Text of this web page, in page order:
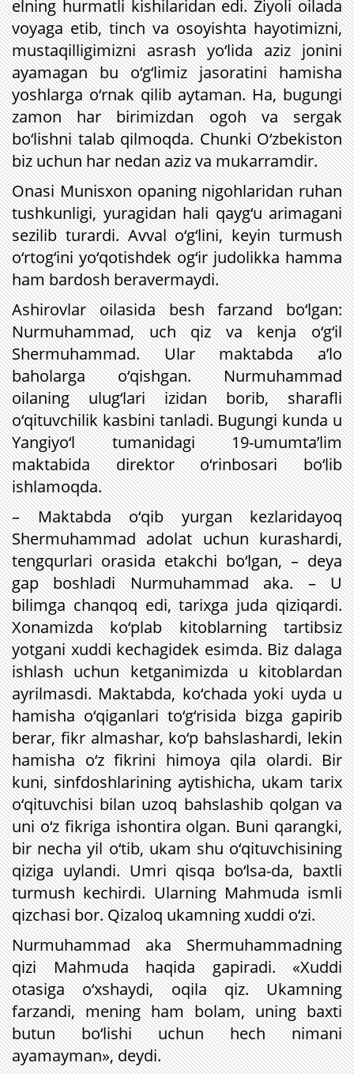
elning hurmatli kishilaridan edi. Ziyoli oilada
voyaga etib, tinch va osoyishta hayotimizni,
mustaqilligimizni asrash yo‘lida aziz jonini
ayamagan bu o‘g‘limiz jasoratini hamisha
yoshlarga o‘rnak qilib aytaman. Ha, bugungi
zamon har birimizdan ogoh va sergak
bo‘lishni talab qilmoqda. Chunki O‘zbekiston
biz uchun har nedan aziz va mukarramdir.
Onasi Munisxon opaning nigohlaridan ruhan
tushkunligi, yuragidan hali qayg‘u arimagani
sezilib turardi. Avval o‘g‘lini, keyin turmush
o‘rtog‘ini yo‘qotishdek og‘ir judolikka hamma
ham bardosh beravermaydi.
Ashirovlar oilasida besh farzand bo‘lgan:
Nurmuhammad, uch qiz va kenja o‘g‘il
Shermuhammad. Ular maktabda a’lo
baholarga o‘qishgan. Nurmuhammad
oilaning ulug‘lari izidan borib, sharafli
o‘qituvchilik kasbini tanladi. Bugungi kunda u
Yangiyo‘l tumanidagi 19-umumta’lim
maktabida direktor o‘rinbosari bo‘lib
ishlamoqda.
– Maktabda o‘qib yurgan kezlaridayoq
Shermuhammad adolat uchun kurashardi,
tengqurlari orasida etakchi bo‘lgan, – deya
gap boshladi Nurmuhammad aka. – U
bilimga chanqoq edi, tarixga juda qiziqardi.
Xonamizda ko‘plab kitoblarning tartibsiz
yotgani xuddi kechagidek esimda. Biz dalaga
ishlash uchun ketganimizda u kitoblardan
ayrilmasdi. Maktabda, ko‘chada yoki uyda u
hamisha o‘qiganlari to‘g‘risida bizga gapirib
berar, fikr almashar, ko‘p bahslashardi, lekin
hamisha o‘z fikrini himoya qila olardi. Bir
kuni, sinfdoshlarining aytishicha, ukam tarix
o‘qituvchisi bilan uzoq bahslashib qolgan va
uni o‘z fikriga ishontira olgan. Buni qarangki,
bir necha yil o‘tib, ukam shu o‘qituvchisining
qiziga uylandi. Umri qisqa bo‘lsa-da, baxtli
turmush kechirdi. Ularning Mahmuda ismli
qizchasi bor. Qizaloq ukamning xuddi o‘zi.
Nurmuhammad aka Shermuhammadning
qizi Mahmuda haqida gapiradi. «Xuddi
otasiga o‘xshaydi, oqila qiz. Ukamning
farzandi, mening ham bolam, uning baxti
butun bo‘lishi uchun hech nimani
ayamayman», deydi.